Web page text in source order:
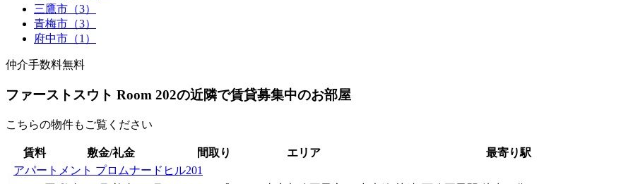
三鷹市（3）
青梅市（3）
府中市（1）
仲介手数料無料
ファーストスウト Room 202の近隣で賃貸募集中のお部屋
こちらの物件もご覧ください
賃料 敷金/礼金 間取り エリア
最寄り駅
アパートメント プロムナードヒル201